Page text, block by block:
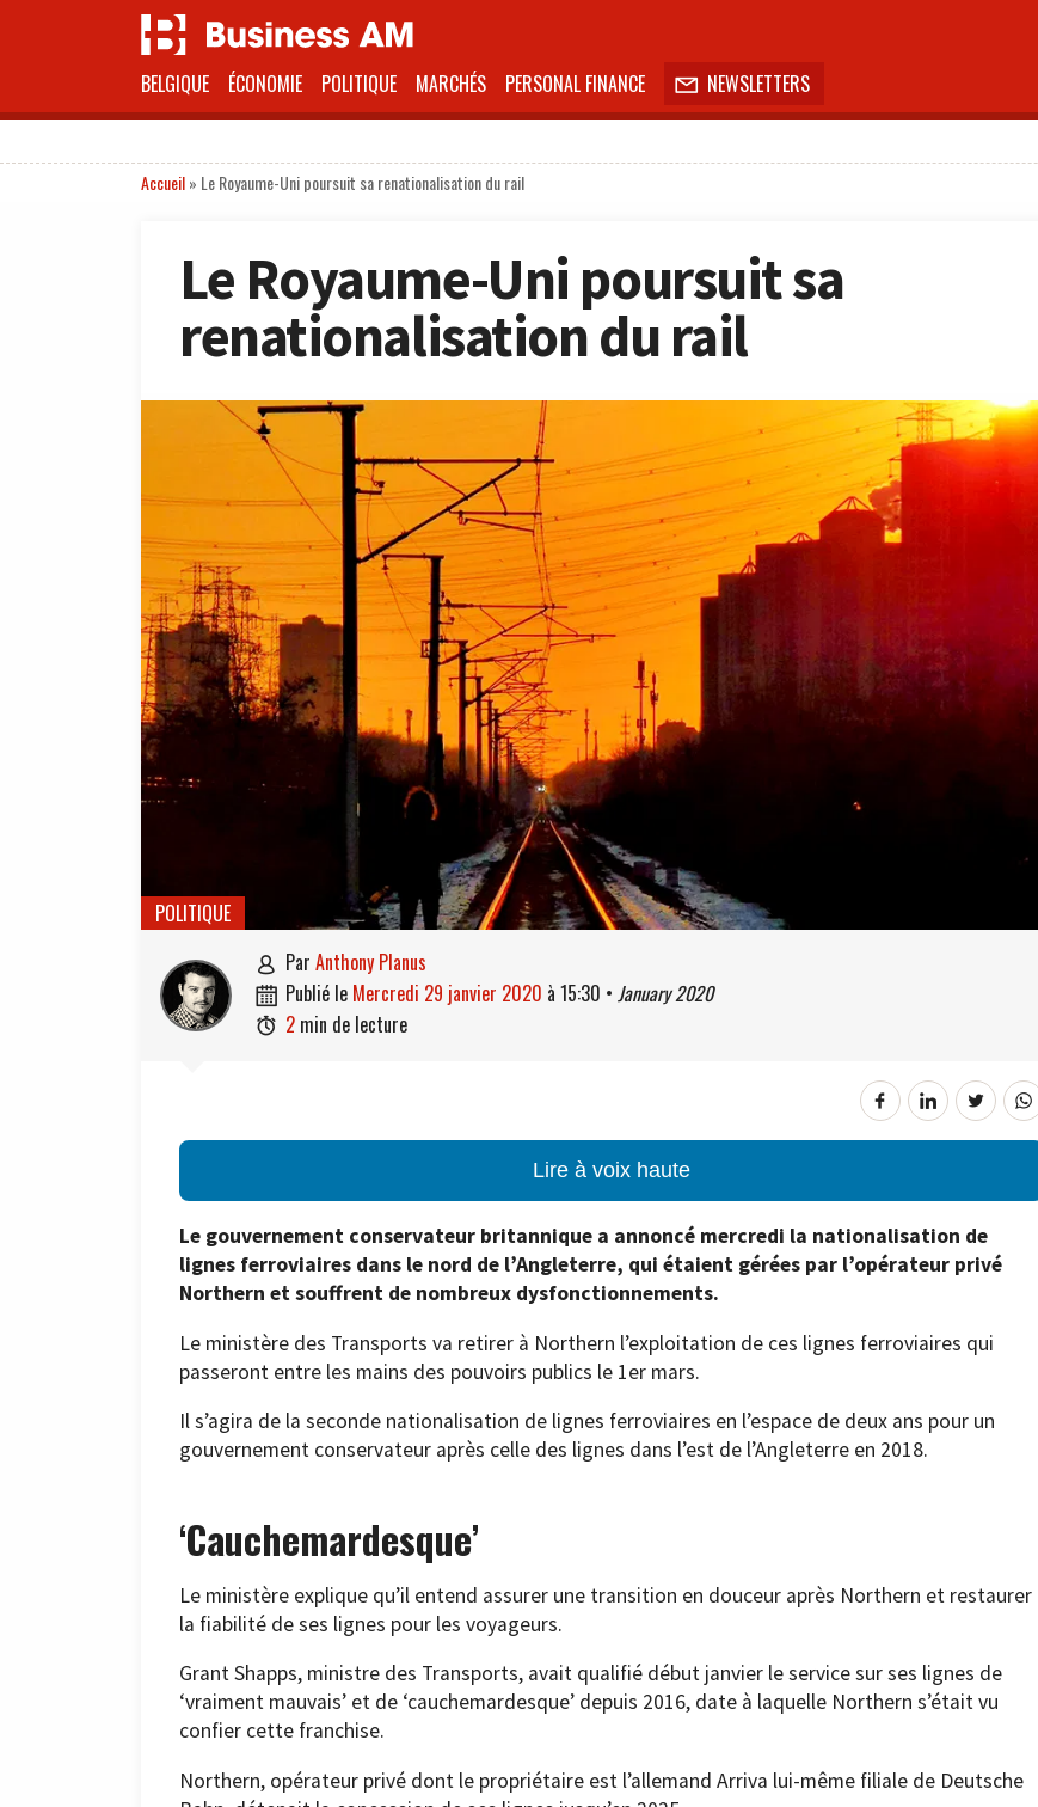
BELGIQUE ÉCONOMIE POLITIQUE MARCHÉS PERSONAL FINANCE  NEWSLETTERS
Accueil» Le Royaume-Uni poursuit sa renationalisation du rail
Le Royaume-Uni poursuit sa
renationalisation du rail
POLITIQUE
 par Anthony Planus
 publié le mercredi 29 janvier 2020 à 15:30 • January 2020
 2 min de lecture
Lire à voix haute
Le gouvernement conservateur britannique a annoncé mercredi la nationalisation de
lignes ferroviaires dans le nord de l’Angleterre, qui étaient gérées par l’opérateur privé
Northern et souffrent de nombreux dysfonctionnements.
Le ministère des Transports va retirer à Northern l’exploitation de ces lignes ferroviaires qui
passeront entre les mains des pouvoirs publics le 1er mars.
Il s’agira de la seconde nationalisation de lignes ferroviaires en l’espace de deux ans pour un
gouvernement conservateur après celle des lignes dans l’est de l’Angleterre en 2018.
‘Cauchemardesque’
Le ministère explique qu’il entend assurer une transition en douceur après Northern et restaurer
la fiabilité de ses lignes pour les voyageurs.
Grant Shapps, ministre des Transports, avait qualifié début janvier le service sur ses lignes de
‘vraiment mauvais’ et de ‘cauchemardesque’ depuis 2016, date à laquelle Northern s’était vu
confier cette franchise.
Northern, opérateur privé dont le propriétaire est l’allemand Arriva lui-même filiale de Deutsche